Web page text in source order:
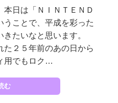
本日は「ＮＩＮＴＥＮＤ
うことで、平成を彩った
きたいなと思います。
た２５年前のあの日から
用でもロク…
む